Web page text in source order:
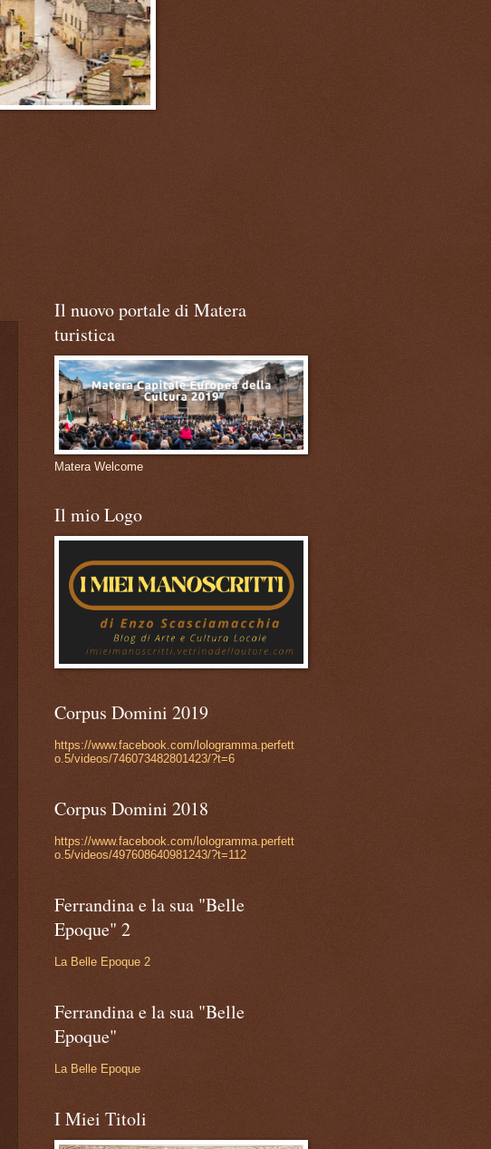
Il nuovo portale di Matera
turistica
Matera Welcome
Il mio Logo
Corpus Domini 2019
https://www.facebook.com/lologramma.perfett
o.5/videos/746073482801423/?t=6
Corpus Domini 2018
https://www.facebook.com/lologramma.perfett
o.5/videos/497608640981243/?t=112
Ferrandina e la sua "Belle
Epoque" 2
La Belle Epoque 2
Ferrandina e la sua "Belle
Epoque"
La Belle Epoque
I Miei Titoli